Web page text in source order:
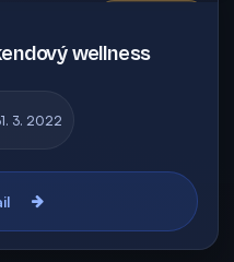
wellness
3. 2022